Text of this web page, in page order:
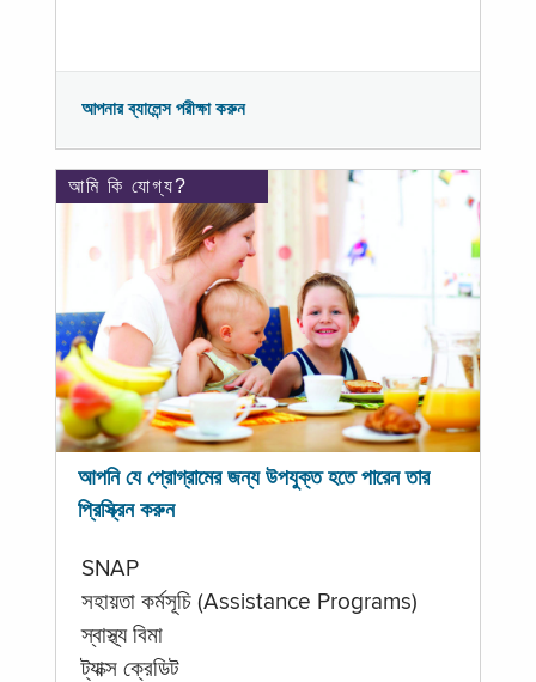
আপনার ব্যালেন্স পরীক্ষা করুন
আমি কি যোগ্য?
আপনি যে প্রোগ্রামের জন্য উপযুক্ত হতে পারেন তার
প্রিস্ক্রিন করুন
SNAP
সহায়তা কর্মসূচি (Assistance Programs)
স্বাস্থ্য বিমা
ট্যাক্স ক্রেডিট